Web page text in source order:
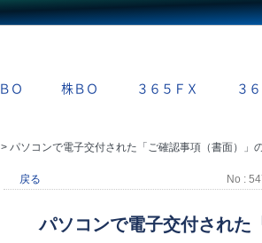
ＢＯ 株ＢＯ ３６５ＦＸ ３
> パソコンで電子交付された「ご確認事項（書面）」
戻る No :
パソコンで電子交付された